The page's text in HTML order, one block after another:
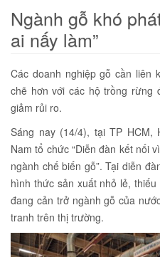
Ngành gỗ khó
ai nấy làm”
Các doanh nghiệp gỗ cần liên
chẽ hơn với các hộ trồng rừng
giảm rủi ro.
Sáng nay (14/4), tại TP
Nam tổ chức “Diễn đàn kết nối
ngành chế biến gỗ”. Tại diễn
hình thức sản xuất nhỏ lẻ, thiếu
đang cản trở ngành gỗ của
tranh trên thị trường.